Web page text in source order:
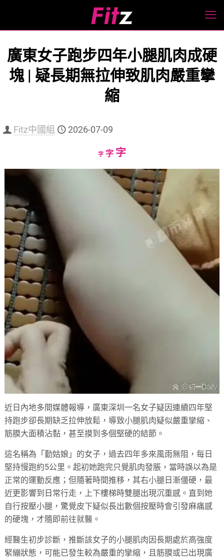
廣東女子跑步四年小腿肌肉成硬
塊 | 疑長期無拉伸致肌肉嚴重攣
縮
Fitz中國組 2026-07-09
字Decrease
size.
字Reset
size.
字Increase
size.
近日內地多間媒體報導，廣東深圳一名女子疑因連續四年堅
持跑步卻長期缺乏拉伸放鬆，導致小腿肌肉疑似嚴重攣縮、
筋膜大面積沾黏，甚至摸到多個堅硬的結節。
這名稱為「勤姑娘」的女子，過去四年多來風雨無阻，每日
堅持慢跑約5公里。起初她跑完只覺肌肉發脹，當時誤以為是
正常的運動反應；但隨著時間推移，其右小腿日漸僵硬，最
近更影響到日常行走，上下樓梯時雙腿出現沉重感。直到她
自行按壓小腿，驚覺皮下疑似長出數個按壓時會引發麻痛感
的硬塊，才隨即前往就醫。
經醫生初步診斷，推斷該女子的小腿肌肉因長期處於高強度
緊繃狀態，可能已發生較為嚴重的攣縮，且筋膜或已出現廣